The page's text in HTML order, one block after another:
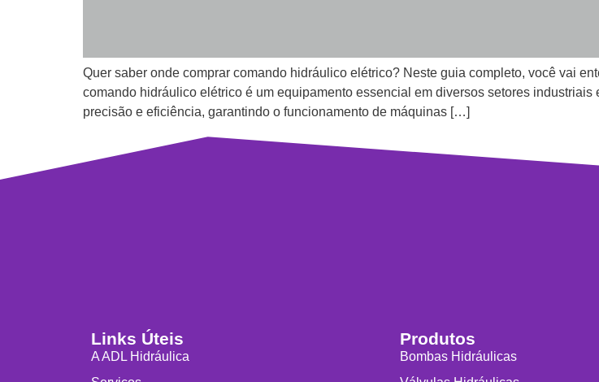
Quer saber onde comprar comando hidráulico elétrico? Neste guia completo, você vai
comando hidráulico elétrico é um equipamento essencial em diversos setores
precisão e eficiência, garantindo o funcionamento de máquinas […]
Links Úteis
A ADL Hidráulica
Produtos
Bombas Hidráulicas